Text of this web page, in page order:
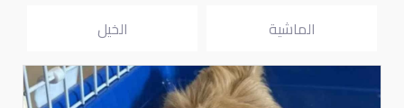
الماشية الخيل